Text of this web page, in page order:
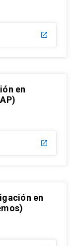
launch
en
launch
en